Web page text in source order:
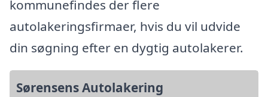
kommunefindes der flere
autolakeringsfirmaer, hvis du vil udvide
din søgning efter en dygtig autolakerer.
Sørensens Autolakering